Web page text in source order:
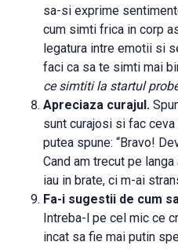
sa-si exprime
cum simti frica in corp
legatura intre emotii si
faci ca sa te simti mai
ce simtiti la startul
Apreciaza curajul.
sunt curajosi si fac
putea spune: “Bravo!
Cand am trecut pe
iau in brate, ci m-ai
Fa-i sugestii de cum
Intreba-l pe cel mic ce
incat sa fie mai putin